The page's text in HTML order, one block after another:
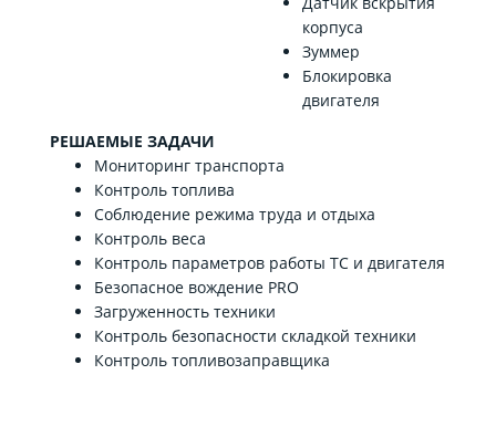
корпуса
Зуммер
Блокировка
двигателя
РЕШАЕМЫЕ ЗАДАЧИ
Мониторинг транспорта
Контроль топлива
Соблюдение режима труда и отдыха
Контроль веса
Контроль параметров работы ТС и двигателя
Безопасное вождение PRO
Загруженность техники
Контроль безопасности складкой техники
Контроль топливозаправщика